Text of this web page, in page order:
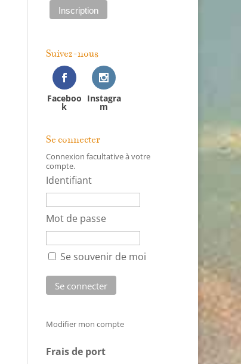
Suivez-nous
Faceboo
k
Instagra
m
Se connecter
Connexion facultative à votre
compte.
Identifiant
Mot de passe
Se souvenir de moi
Modifier mon compte
Frais de port